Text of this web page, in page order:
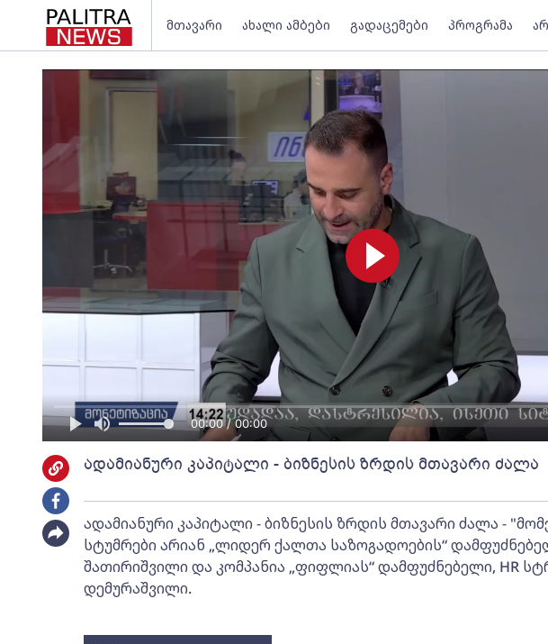
მთავარი ახალი ამბები გადაცემები პროგრამა
00:00 / 00:00
ადამიანური კაპიტალი - ბიზნესის ზრდის მთავარი ძალა
ადამიანური კაპიტალი - ბიზნესის ზრდის მთავარი ძალა -
სტუმრები არიან „ლიდერ ქალთა საზოგადოების“
შათირიშვილი და კომპანია „ფიფლიას“ დამფუძნებელი, HR
დემურაშვილი.